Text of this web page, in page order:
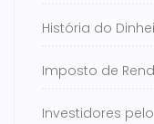
História do
Imposto de
Investidores